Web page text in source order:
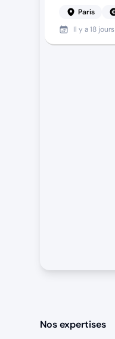
Paris
Il y a18 jours
Nos expertises